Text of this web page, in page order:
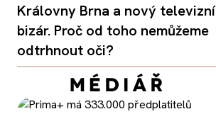
Královny Brna a nový televizní
bizár. Proč od toho nemůžeme
odtrhnout oči?